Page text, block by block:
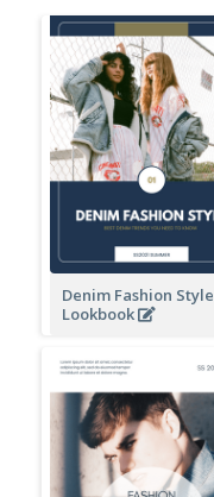
Denim Fashion Style
Lookbook